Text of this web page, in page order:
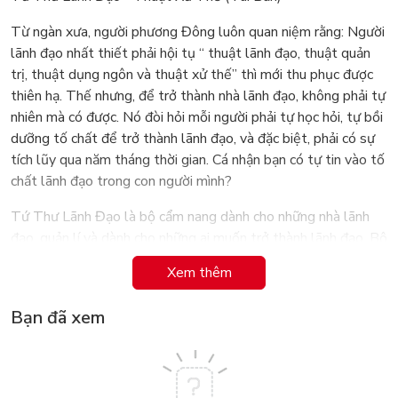
Từ ngàn xưa, người phương Đông luôn quan niệm rằng: Người
lãnh đạo nhất thiết phải hội tụ “ thuật lãnh đạo, thuật quản
trị, thuật dụng ngôn và thuật xử thế” thì mới thu phục được
thiên hạ. Thế nhưng, để trở thành nhà lãnh đạo, không phải tự
nhiên mà có được. Nó đòi hỏi mỗi người phải tự học hỏi, tự bồi
dưỡng tố chất để trở thành lãnh đạo, và đặc biệt, phải có sự
tích lũy qua năm tháng thời gian. Cá nhận bạn có tự tin vào tố
chất lãnh đạo trong con người mình?
Tứ Thư Lãnh Đạo là bộ cẩm nang dành cho những nhà lãnh
sách được chia thành 4 tập, bao gồm thuật lãnh đạo, thuật
quản trị, thuật dụng ngôn và thuật xử thế.
Thuật xử thế - đó chính là nhịp cầu kết nối giữa người với
“Giao thiệp giống như một sức hấp dẫn tiềm ẩn trong tố chất
Xem thêm
Bạn đã xem